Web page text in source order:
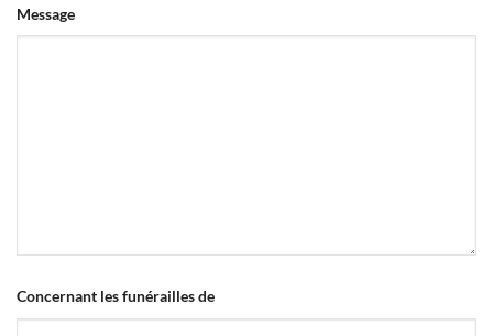
Message
Concernant les funérailles de